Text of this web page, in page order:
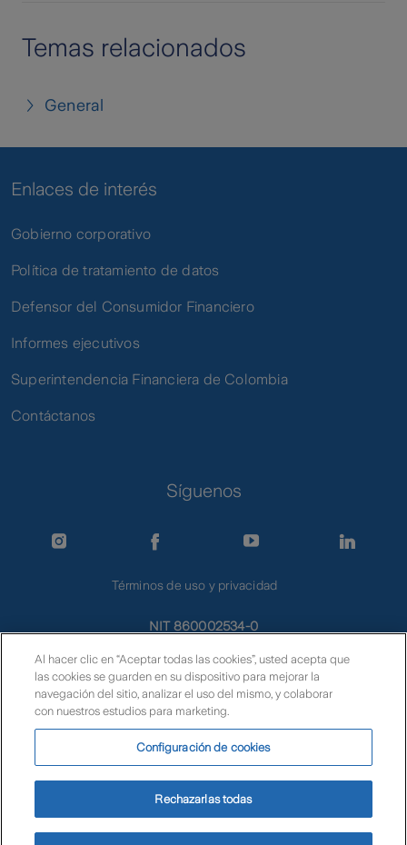
Temas relacionados
General
Enlaces de interés
Gobierno corporativo
Política de tratamiento de datos
Defensor del Consumidor Financiero
Informes ejecutivos
Superintendencia Financiera de Colombia
Contáctanos
Síguenos
Términos de uso y privacidad
NIT 860002534-0
Línea Nacional 01 8000 112 723
atencioncliente@zurich.com
notificaciones.co@zurich.com
© Zurich
Al hacer clic en “Aceptar todas las cookies”, usted acepta que
las cookies se guarden en su dispositivo para mejorar la
navegación del sitio, analizar el uso del mismo, y colaborar
con nuestros estudios para marketing.
Configuración de cookies
Rechazarlas todas